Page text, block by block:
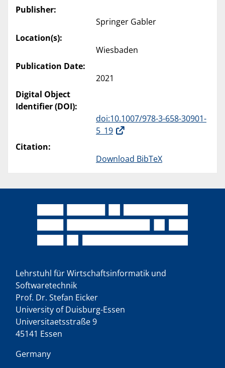
Publisher:
Springer Gabler
Location(s):
Wiesbaden
Publication Date:
2021
Digital Object
Identifier (DOI):
doi:10.1007/978-3-658-30901-
5_19
Citation:
Download BibTeX
Lehrstuhl für Wirtschaftsinformatik und
Softwaretechnik
Prof. Dr. Stefan Eicker
University of Duisburg-Essen
Universitaetsstraße 9
45141 Essen
Germany